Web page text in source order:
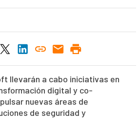
llevarán a cabo iniciativas en
digital y co-
nuevas áreas de
de seguridad y